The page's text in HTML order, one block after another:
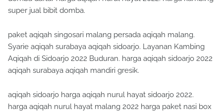
super jual bibit domba.
paket aqiqah singosari malang persada aqiqah malang.
Syarie aqiqah surabaya aqiqah sidoarjo. Layanan Kambing
Aqiqah di Sidoarjo 2022 Buduran. harga aqiqah sidoarjo 2022
aqiqah surabaya aqiqah mandiri gresik.
aqiqah sidoarjo harga aqiqah nurul hayat sidoarjo 2022.
harga aqiqah nurul hayat malang 2022 harga paket nasi box